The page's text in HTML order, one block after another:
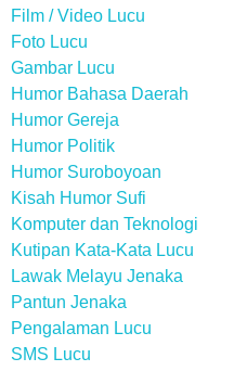
Film / Video Lucu
Foto Lucu
Gambar Lucu
Humor Bahasa Daerah
Humor Gereja
Humor Politik
Humor Suroboyoan
Kisah Humor Sufi
Komputer dan Teknologi
Kutipan Kata-Kata Lucu
Lawak Melayu Jenaka
Pantun Jenaka
Pengalaman Lucu
SMS Lucu